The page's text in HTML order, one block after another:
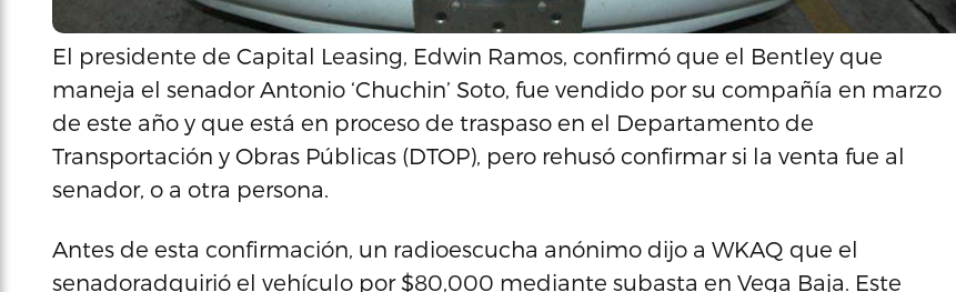
El presidente de Capital Leasing, Edwin Ramos, confirmó que el Bentley que
maneja el senador Antonio ‘Chuchin’ Soto, fue vendido por su compañía en marzo
de este año y que está en proceso de traspaso en el Departamento de
Transportación y Obras Públicas (DTOP), pero rehusó confirmar si la venta fue al
senador, o a otra persona.
Antes de esta confirmación, un radioescucha anónimo dijo a WKAQ que el
senadoradquirió el vehículo por $80,000 mediante subasta en Vega Baja. Este